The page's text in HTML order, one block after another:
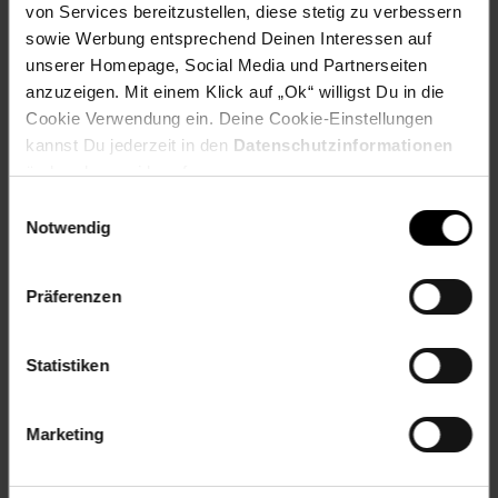
von Services bereitzustellen, diese stetig zu verbessern
sowie Werbung entsprechend Deinen Interessen auf
unserer Homepage, Social Media und Partnerseiten
anzuzeigen. Mit einem Klick auf „Ok“ willigst Du in die
Cookie Verwendung ein. Deine Cookie-Einstellungen
kannst Du jederzeit in den Datenschutzinformationen
ändern bzw. widerrufen.
Notwendig
Präferenzen
Statistiken
Marketing
Gewicht: 7,5 kg
Artikelnummer: 1515552000
EAN: 4019364105609
Artikel gehört zur Kategorie:Schneidemaschinen
Fußzeile
Weitere Online-Angebote